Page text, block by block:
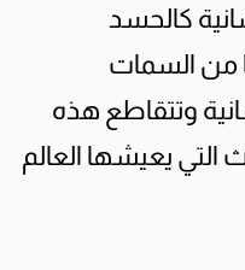
كالحسد
من السمات
وتتقاطع هذه
التي يعيشها العالم